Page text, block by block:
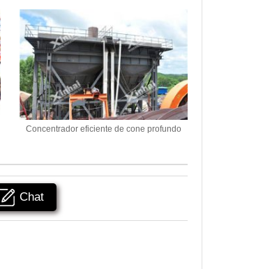
Concentrador eficiente de cone profundo
Chat